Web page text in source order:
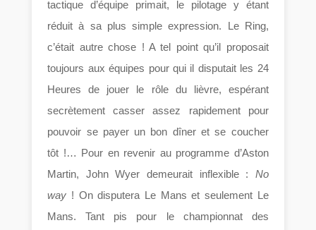
tactique d’équipe primait, le pilotage y étant
réduit à sa plus simple expression. Le Ring,
c’était autre chose ! A tel point qu’il proposait
toujours aux équipes pour qui il disputait les 24
Heures de jouer le rôle du lièvre, espérant
secrètement casser assez rapidement pour
pouvoir se payer un bon dîner et se coucher
tôt !… Pour en revenir au programme d’Aston
Martin, John Wyer demeurait inflexible : No
way ! On disputera Le Mans et seulement Le
Mans. Tant pis pour le championnat des